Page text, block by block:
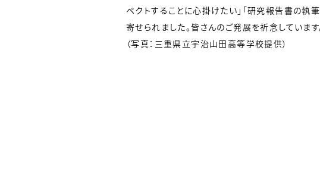
ペクトすることに心掛けたい」「研究報告書の執
寄せられました。皆さんのご発展を祈念しています
（写真：三重県立宇治山田高等学校提供）